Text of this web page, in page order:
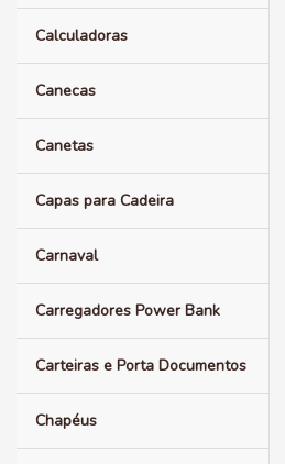
Calculadoras
Canecas
Canetas
Capas para Cadeira
Carnaval
Carregadores Power Bank
Carteiras e Porta Documentos
Chapéus